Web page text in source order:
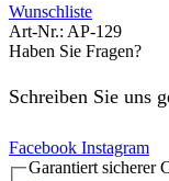
Wunschliste
Art-Nr.: AP-129
Haben Sie Fragen?
Schreiben Sie uns
Facebook Instagram
Garantiert sicherer